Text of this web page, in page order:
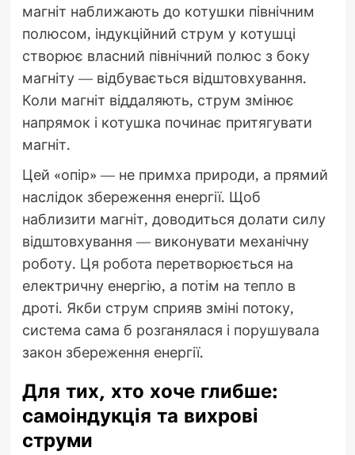
магніт наближають до котушки північним
полюсом, індукційний струм у котушці
створює власний північний полюс з боку
магніту — відбувається відштовхування.
Коли магніт віддаляють, струм змінює
напрямок і котушка починає притягувати
магніт.
Цей «опір» — не примха природи, а прямий
наслідок збереження енергії. Щоб
наблизити магніт, доводиться долати силу
відштовхування — виконувати механічну
роботу. Ця робота перетворюється на
електричну енергію, а потім на тепло в
дроті. Якби струм сприяв зміні потоку,
система сама б розганялася і порушувала
закон збереження енергії.
Для тих, хто хоче глибше:
самоіндукція та вихрові
струми